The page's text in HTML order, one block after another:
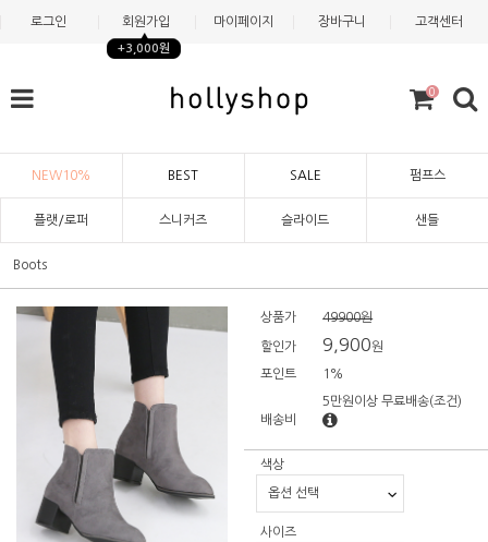
로그인 회원가입
+3,000원
마이페이지 장바구니 고객센터
0
NEW10% BEST SALE 펌프스
플랫/로퍼 스니커즈 슬라이드 샌들
Boots
상품가 49900원
할인가 9,900원
포인트 1%
배송비
5만원이상 무료배송(조건)
색상
사이즈